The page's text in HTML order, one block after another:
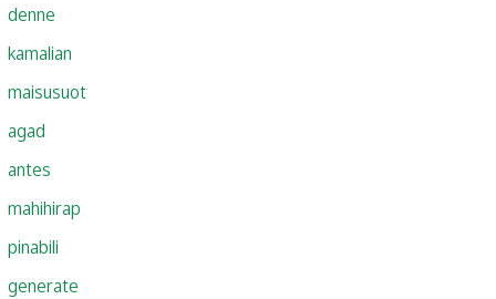
denne
kamalian
maisusuot
agad
antes
mahihirap
pinabili
generate